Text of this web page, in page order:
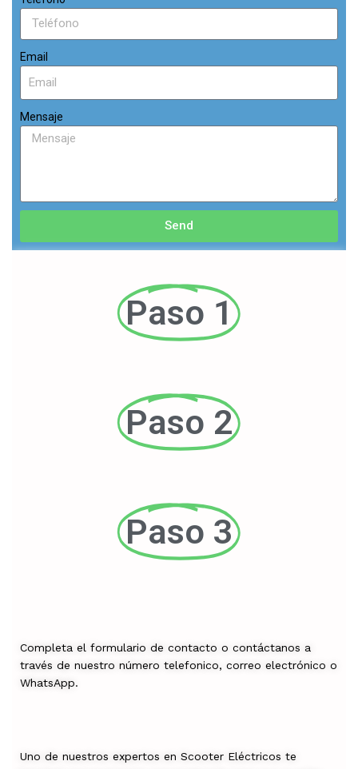
Email
Mensaje
Send
Paso 1
Paso 2
Paso 3
Completa el formulario de contacto o contáctanos a
través de nuestro número telefonico, correo electrónico o
WhatsApp.
Uno de nuestros expertos en Scooter Eléctricos te